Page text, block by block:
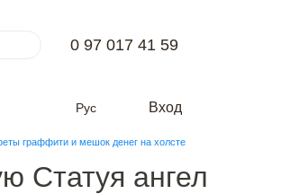
0 97 017 41 59
Рус Вход
граффити и мешок денег на холсте
Статуя ангел